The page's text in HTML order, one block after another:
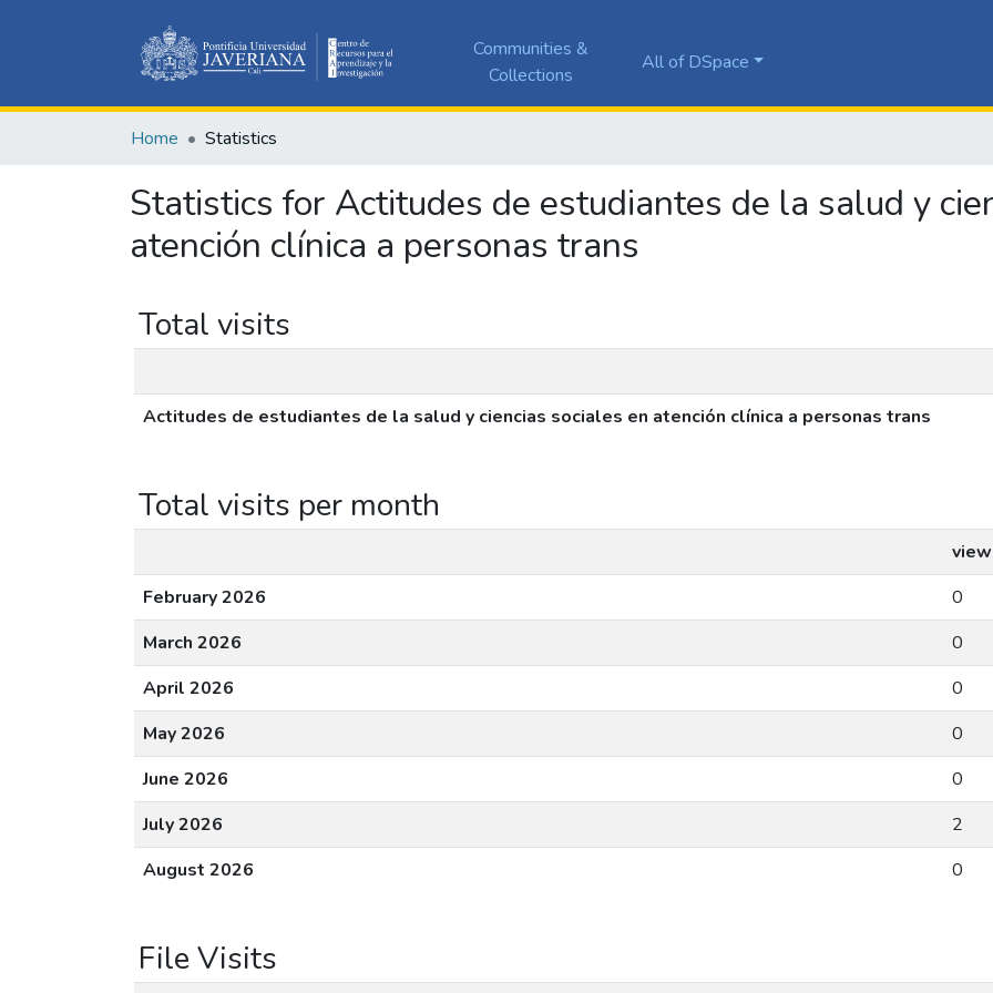
Communities &
Collections
All of DSpace
Home Statistics
Statistics for Actitudes de estudiantes de la salud y
atención clínica a personas trans
Total visits
Actitudes de estudiantes de la salud y ciencias sociales en atención clínica a personas trans
Total visits per month
February 2026
0
March 2026
0
April 2026
0
May 2026
0
June 2026
0
July 2026
2
August 2026
0
File Visits